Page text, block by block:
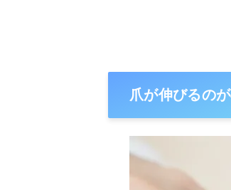
爪が伸びるの